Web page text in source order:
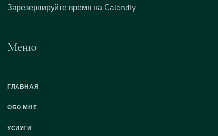
Зарезервируйте время на Calendly
Меню
ГЛАВНАЯ
ОБО МНЕ
УСЛУГИ